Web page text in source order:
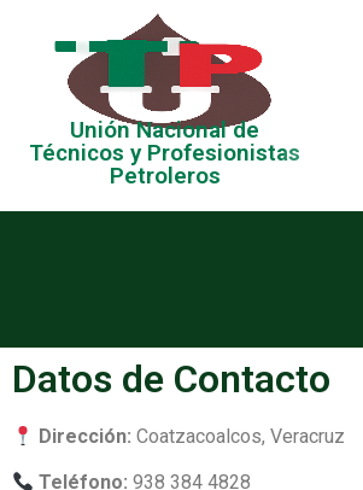
Unión Nacional de
Técnicos y Profesionistas
Petroleros
Datos de Contacto
Dirección: Coatzacoalcos, Veracruz
Teléfono: 938 384 4828